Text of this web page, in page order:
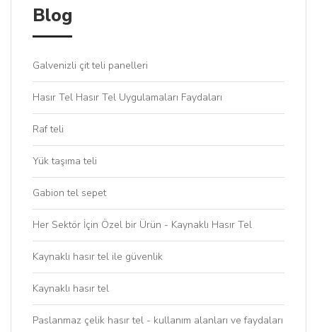
Blog
Galvenizli çit teli panelleri
Hasır Tel Hasır Tel Uygulamaları Faydaları
Raf teli
Yük taşıma teli
Gabion tel sepet
Her Sektör İçin Özel bir Ürün - Kaynaklı Hasır Tel
Kaynaklı hasır tel ile güvenlik
Kaynaklı hasır tel
Paslanmaz çelik hasır tel - kullanım alanları ve faydaları